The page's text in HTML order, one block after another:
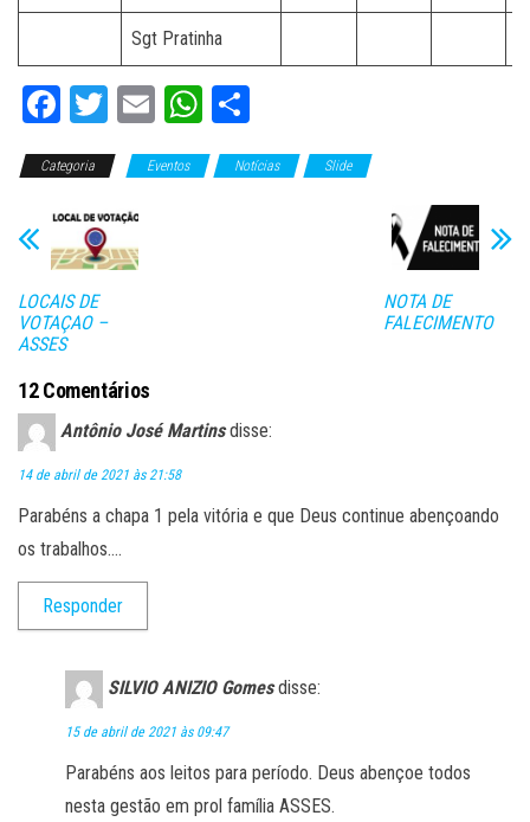
Sgt Pratinha
Fa
bo
ok
T
tt
er
E
ail
W
ts m
Categoria Eventos Notícias Slide
LOCAIS DE
VOTAÇAO –
ASSES
NOTA DE
FALECIMENTO
12 Comentários
Antônio José Martins disse:
14 de abril de 2021 às 21:58
Parabéns a chapa 1 pela vitória e que Deus continue abençoando
os trabalhos….
Responder
SILVIO ANIZIO Gomes disse:
15 de abril de 2021 às 09:47
Parabéns aos leitos para período. Deus abençoe todos
nesta gestão em prol família ASSES.